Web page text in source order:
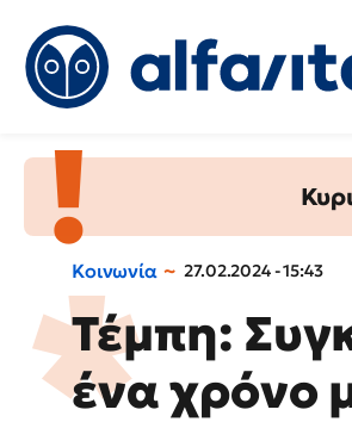
Κοινωνία 27.02.2024 - 15:43
Τέμπη:
ένα χρόνο